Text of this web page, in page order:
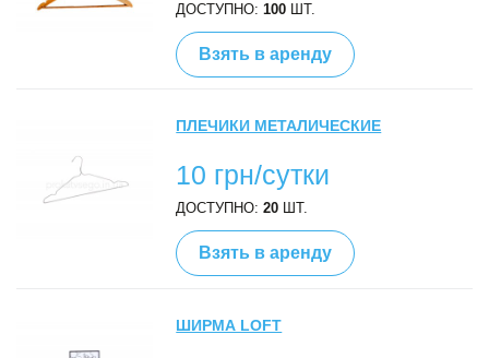
ДОСТУПНО:100 ШТ.
Взять в аренду
ПЛЕЧИКИ МЕТАЛИЧЕСКИЕ
10 грн/сутки
ДОСТУПНО:20 ШТ.
Взять в аренду
ШИРМА LOFT